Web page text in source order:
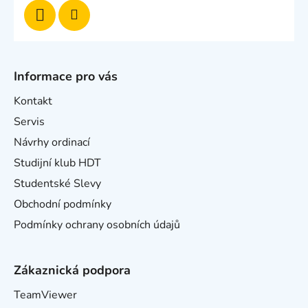
Informace pro vás
Kontakt
Servis
Návrhy ordinací
Studijní klub HDT
Studentské Slevy
Obchodní podmínky
Podmínky ochrany osobních údajů
Zákaznická podpora
TeamViewer